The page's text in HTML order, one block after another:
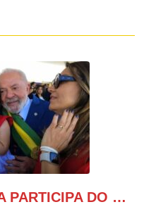
GONZAGA PATRIOTA PARTICIPA DO DESFILE DA INDEPENDÊNCIA NO PALANQUE DA PRESIDÊNCIA DA REPÚBLICA E É ABRAÇADO POR LULA E POR GERALDO ALCKMIN.